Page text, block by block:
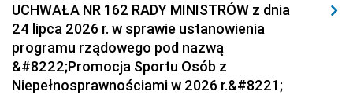
UCHWAŁA NR 162 RADY MINISTRÓW z dnia
24 lipca 2026 r. w sprawie ustanowienia
programu rządowego pod nazwą
&#8222;Promocja Sportu Osób z
Niepełnosprawnościami w 2026 r.&#8221;